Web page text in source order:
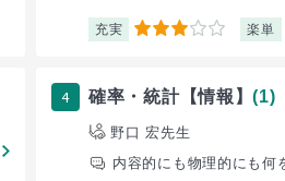
充実 3 楽単
4 確率・統計【情報】(1)
野口 宏先生
内容的にも物理的にも何